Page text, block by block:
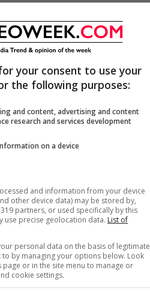
rimasto inascoltato –
francese e tedesca. Un
profilava all’orizzonte.
your consent to use your
the following purposes:
and content, advertising and content
research and services development
on a device
and information from your device
other device data) may be stored by,
partners, or used specifically by this
use precise geolocation data. List of
personal data on the basis of legitimate
to by managing your options below. Look
or in the site menu to manage or
cookie settings.